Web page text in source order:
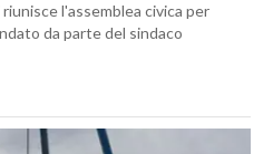
l'assemblea civica per
da parte del sindaco